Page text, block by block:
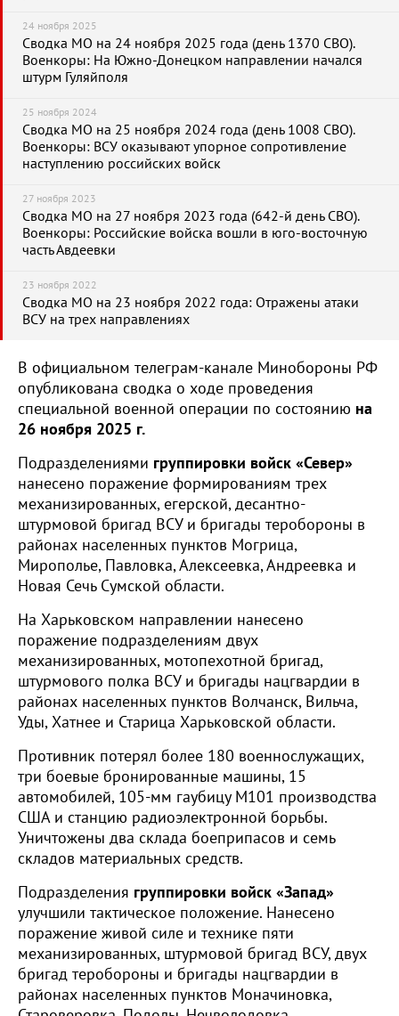
24 ноября 2025
Сводка МО на 24 ноября 2025 года (день 1370 СВО).
Военкоры: На Южно-Донецком направлении начался
штурм Гуляйполя
25 ноября 2024
Сводка МО на 25 ноября 2024 года (день 1008 СВО).
Военкоры: ВСУ оказывают упорное сопротивление
наступлению российских войск
27 ноября 2023
Сводка МО на 27 ноября 2023 года (642-й день СВО).
Военкоры: Российские войска вошли в юго-восточную
часть Авдеевки
23 ноября 2022
Сводка МО на 23 ноября 2022 года: Отражены атаки
ВСУ на трех направлениях
В официальном телеграм-канале Минобороны РФ
опубликована сводка о ходе проведения
специальной военной операции по состоянию на
26 ноября 2025 г.
Подразделениями группировки войск «Север»
нанесено поражение формированиям трех
механизированных, егерской, десантно-
штурмовой бригад ВСУ и бригады теробороны в
районах населенных пунктов Могрица,
Мирополье, Павловка, Алексеевка, Андреевка и
Новая Сечь Сумской области.
На Харьковском направлении нанесено
поражение подразделениям двух
механизированных, мотопехотной бригад,
штурмового полка ВСУ и бригады нацгвардии в
районах населенных пунктов Волчанск, Вильча,
Уды, Хатнее и Старица Харьковской области.
Противник потерял более 180 военнослужащих,
три боевые бронированные машины, 15
автомобилей, 105-мм гаубицу М101 производства
США и станцию радиоэлектронной борьбы.
Уничтожены два склада боеприпасов и семь
складов материальных средств.
Подразделения группировки войск «Запад»
улучшили тактическое положение. Нанесено
поражение живой силе и технике пяти
механизированных, штурмовой бригад ВСУ, двух
бригад теробороны и бригады нацгвардии в
районах населенных пунктов Моначиновка,